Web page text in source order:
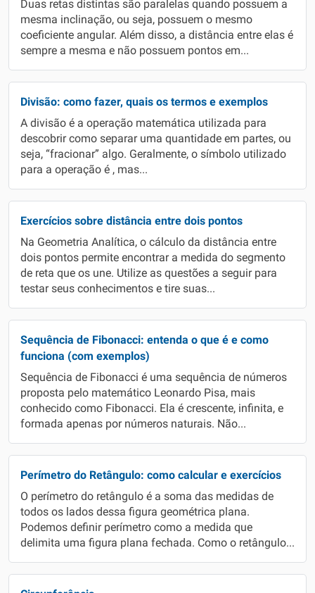
Duas retas distintas são paralelas quando possuem a
mesma inclinação, ou seja, possuem o mesmo
coeficiente angular. Além disso, a distância entre elas é
sempre a mesma e não possuem pontos em...
Divisão: como fazer, quais os termos e exemplos
A divisão é a operação matemática utilizada para
descobrir como separar uma quantidade em partes, ou
seja, “fracionar” algo. Geralmente, o símbolo utilizado
para a operação é , mas...
Exercícios sobre distância entre dois pontos
Na Geometria Analítica, o cálculo da distância entre
dois pontos permite encontrar a medida do segmento
de reta que os une. Utilize as questões a seguir para
testar seus conhecimentos e tire suas...
Sequência de Fibonacci: entenda o que é e como
funciona (com exemplos)
Sequência de Fibonacci é uma sequência de números
proposta pelo matemático Leonardo Pisa, mais
conhecido como Fibonacci. Ela é crescente, infinita, e
formada apenas por números naturais. Não...
Perímetro do Retângulo: como calcular e exercícios
O perímetro do retângulo é a soma das medidas de
todos os lados dessa figura geométrica plana.
Podemos definir perímetro como a medida que
delimita uma figura plana fechada. Como o retângulo...